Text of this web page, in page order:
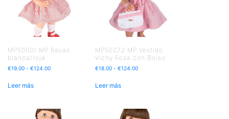
MP50001 MP Rayas
blanca/roja
€19.00 - €124.00
Leer más
MP50272 MP Vestido
Vichy Rosa con Bolso
€18.00 - €124.00
Leer más